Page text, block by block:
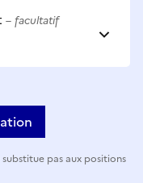
– facultatif
pas aux positions